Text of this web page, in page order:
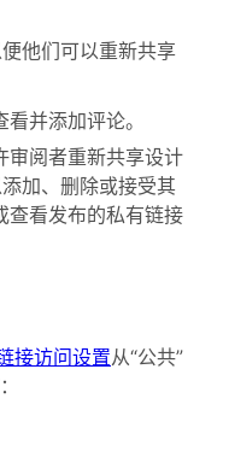
他们可以重新共享
看并添加评论。
审阅者重新共享设计
加、删除或接受其
查看发布的私有链接
接访问设置从“公共”